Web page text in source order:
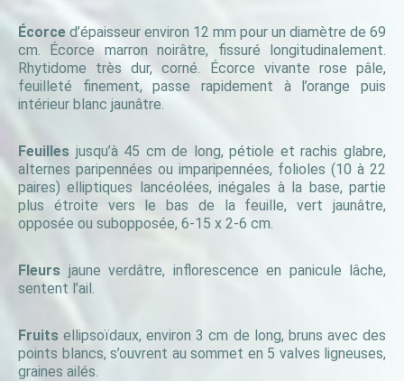
Écorce d’épaisseur environ 12 mm pour un diamètre de 69
cm. Écorce marron noirâtre, fissuré longitudinalement.
Rhytidome très dur, corné. Écorce vivante rose pâle,
feuilleté finement, passe rapidement à l’orange puis
intérieur blanc jaunâtre.
Feuilles jusqu’à 45 cm de long, pétiole et rachis glabre,
alternes paripennées ou imparipennées, folioles (10 à 22
paires) elliptiques lancéolées, inégales à la base, partie
plus étroite vers le bas de la feuille, vert jaunâtre,
opposée ou subopposée, 6-15 x 2-6 cm.
Fleurs jaune verdâtre, inflorescence en panicule lâche,
sentent l’ail.
Fruits ellipsoïdaux, environ 3 cm de long, bruns avec des
points blancs, s’ouvrent au sommet en 5 valves ligneuses,
graines ailés.